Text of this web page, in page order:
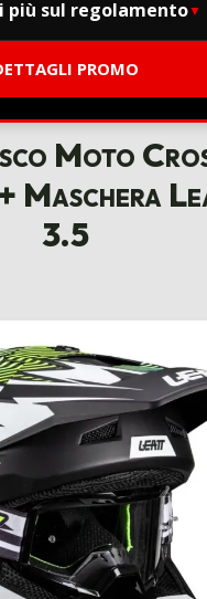
più sul regolamento
PROMO
Moto
Maschera
3.5